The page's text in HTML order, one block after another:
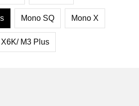
Mono SQ Mono X
X6K/ M3 Plus